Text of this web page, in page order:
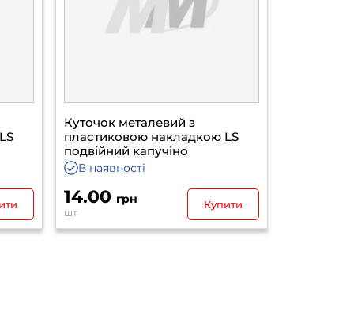
Куточок металевий з
пластиковою накладкою LS
подвійний капучіно
В наявності
14.00 грн
шт
Купити